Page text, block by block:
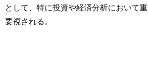
として、特に投資や経済分析において重
要視される。